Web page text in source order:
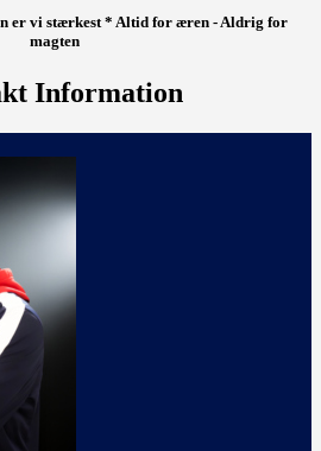
er vi stærkest * Altid for æren - Aldrig for
magten
Information